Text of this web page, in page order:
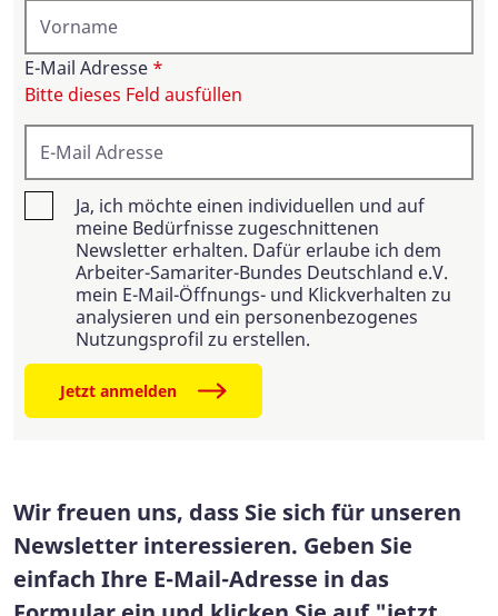
E-Mail Adresse *
Bitte dieses Feld ausfüllen
Ja, ich möchte einen individuellen und auf
meine Bedürfnisse zugeschnittenen
Newsletter erhalten. Dafür erlaube ich dem
Arbeiter-Samariter-Bundes Deutschland e.V.
mein E-Mail-Öffnungs- und Klickverhalten zu
analysieren und ein personenbezogenes
Nutzungsprofil zu erstellen.
Jetzt anmelden
Wir freuen uns, dass Sie sich für unseren
Newsletter interessieren. Geben Sie
einfach Ihre E-Mail-Adresse in das